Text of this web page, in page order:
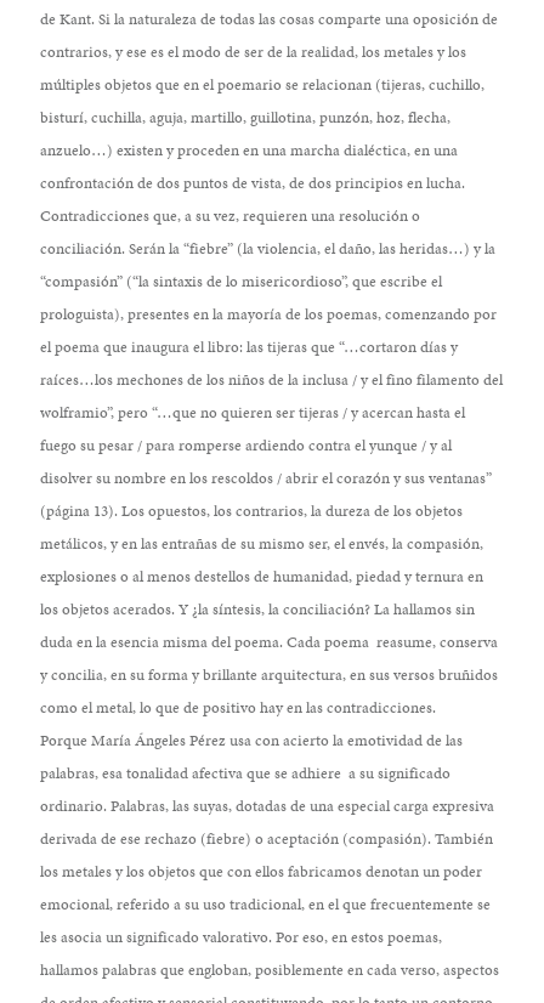
de Kant. Si la naturaleza de todas las cosas comparte una oposición de
contrarios, y ese es el modo de ser de la realidad, los metales y los
múltiples objetos que en el poemario se relacionan (tijeras, cuchillo,
bisturí, cuchilla, aguja, martillo, guillotina, punzón, hoz, flecha,
anzuelo…) existen y proceden en una marcha dialéctica, en una
confrontación de dos puntos de vista, de dos principios en lucha.
Contradicciones que, a su vez, requieren una resolución o
conciliación. Serán la “fiebre” (la violencia, el daño, las heridas…) y la
“compasión” (“la sintaxis de lo misericordioso”, que escribe el
prologuista), presentes en la mayoría de los poemas, comenzando por
el poema que inaugura el libro: las tijeras que “…cortaron días y
raíces…los mechones de los niños de la inclusa / y el fino filamento del
wolframio”, pero “…que no quieren ser tijeras / y acercan hasta el
fuego su pesar / para romperse ardiendo contra el yunque / y al
disolver su nombre en los rescoldos / abrir el corazón y sus ventanas”
(página 13). Los opuestos, los contrarios, la dureza de los objetos
metálicos, y en las entrañas de su mismo ser, el envés, la compasión,
explosiones o al menos destellos de humanidad, piedad y ternura en
los objetos acerados. Y ¿la síntesis, la conciliación? La hallamos sin
duda en la esencia misma del poema. Cada poema reasume, conserva
y concilia, en su forma y brillante arquitectura, en sus versos bruñidos
como el metal, lo que de positivo hay en las contradicciones.
Porque María Ángeles Pérez usa con acierto la emotividad de las
palabras, esa tonalidad afectiva que se adhiere a su significado
ordinario. Palabras, las suyas, dotadas de una especial carga expresiva
derivada de ese rechazo (fiebre) o aceptación (compasión). También
los metales y los objetos que con ellos fabricamos denotan un poder
emocional, referido a su uso tradicional, en el que frecuentemente se
les asocia un significado valorativo. Por eso, en estos poemas,
hallamos palabras que engloban, posiblemente en cada verso, aspectos